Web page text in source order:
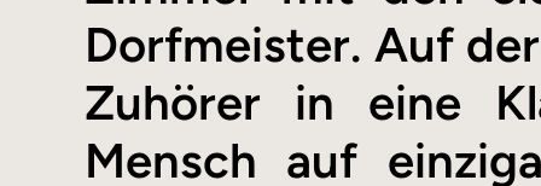
Dorfmeister. Auf
Zuhörer in eine
Mensch auf